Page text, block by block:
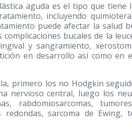
aguda es el tipo que tiene
incluyendo
puede afectar la salud
bucales de la
y sangramiento,
en desarrollo así como en
primero los no Hodgkin
nervioso central, luego los
rabdomiosarcomas,
sarcoma de Ewing,